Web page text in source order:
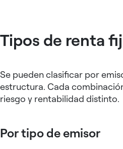
Tipos de renta
Se pueden clasificar por
estructura. Cada
riesgo y rentabilidad distinto.
Por tipo de emisor